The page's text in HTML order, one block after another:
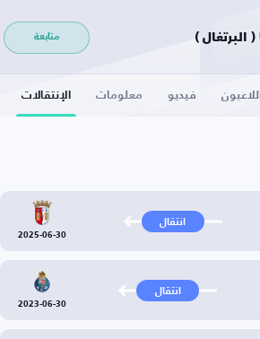
متابعة
اللاعبون فيديو معلومات الإنتقالات
انتقال
2025-06-30
انتقال
2023-06-30